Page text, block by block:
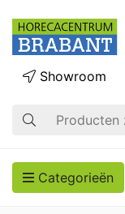
Zoek op
Showroom
Categorieën